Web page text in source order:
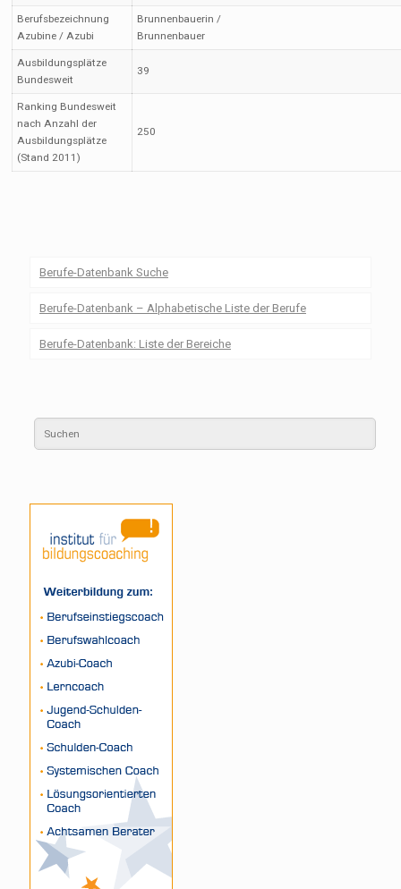
Berufsbezeichnung
Azubine / Azubi
Brunnenbauerin /
Brunnenbauer
Ausbildungsplätze
Bundesweit
39
Ranking Bundesweit
nach Anzahl der
Ausbildungsplätze
(Stand 2011)
250
Berufe-Datenbank Suche
Berufe-Datenbank – Alphabetische Liste der Berufe
Berufe-Datenbank: Liste der Bereiche